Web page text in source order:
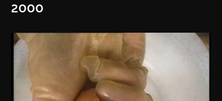
2000